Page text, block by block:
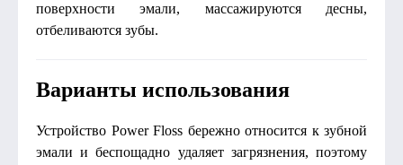
поверхности эмали, массажируются десны,
отбеливаются зубы.
Варианты использования
Устройство Power Floss бережно относится к зубной
эмали и беспощадно удаляет загрязнения, поэтому